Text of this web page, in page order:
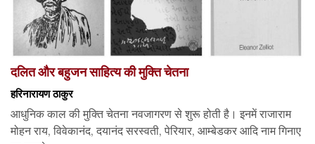
दलित और बहुजन साहित्य की मुक्ति चेतना
हरिनारायण ठाकुर
आधुनिक काल की मुक्ति चेतना नवजागरण से शुरू होती है। इनमें राजाराम
मोहन राय, विवेकानंद, दयानंद सरस्वती, पेरियार, आम्बेडकर आदि नाम गिनाए